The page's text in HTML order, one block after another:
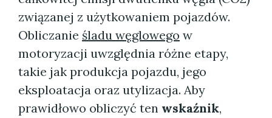
związanej z użytkowaniem pojazdów.
Obliczanie śladu węglowego w
motoryzacji uwzględnia różne etapy,
takie jak produkcja pojazdu, jego
eksploatacja oraz utylizacja. Aby
prawidłowo obliczyć ten wskaźnik,